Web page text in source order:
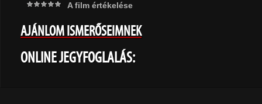
A film értékelése
AJÁNLOM ISMERŐSEIMNEK
ONLINE JEGYFOGLALÁS: